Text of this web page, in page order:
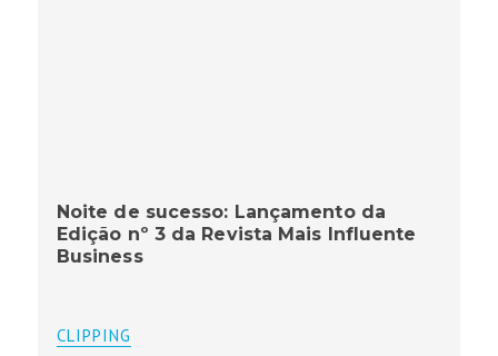
Noite de sucesso: Lançamento da
Edição nº 3 da Revista Mais Influente
Business
CLIPPING